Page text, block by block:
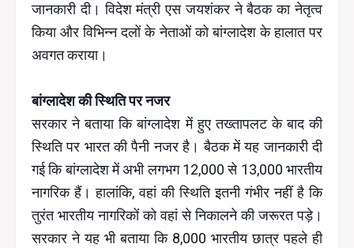
जानकारी दी। विदेश मंत्री एस जयशंकर ने बैठक का नेतृत्व
किया और विभिन्न दलों के नेताओं को बांग्लादेश के हालात पर
अवगत कराया।
बांग्लादेश की स्थिति पर नजर
सरकार ने बताया कि बांग्लादेश में हुए तख्तापलट के बाद की
स्थिति पर भारत की पैनी नजर है। बैठक में यह जानकारी दी
गई कि बांग्लादेश में अभी लगभग 12,000 से 13,000 भारतीय
नागरिक हैं। हालांकि, वहां की स्थिति इतनी गंभीर नहीं है कि
तुरंत भारतीय नागरिकों को वहां से निकालने की जरूरत पड़े।
सरकार ने यह भी बताया कि 8,000 भारतीय छात्र पहले ही